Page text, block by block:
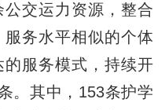
交运力资源，整合
务水平相似的个体
服务模式，持续开
。其中，153条护学